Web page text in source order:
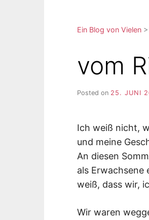
Ein Blog von Vielen >
vom
Posted on 25. JUNI
Ich weiß nicht,
und meine
An diesen
als Erwachsene
weiß, dass wir,
Wir waren